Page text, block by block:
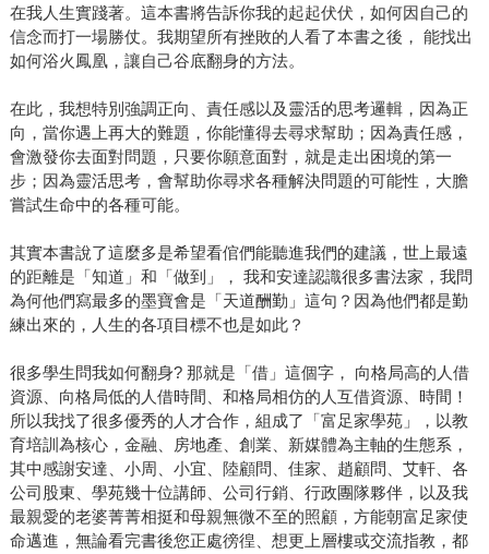
在我人生實踐著。這本書將告訴你我的起起伏伏，如何因自己的
信念而打一場勝仗。我期望所有挫敗的人看了本書之後， 能找出
如何浴火鳳凰，讓自己谷底翻身的方法。
在此，我想特別強調正向、責任感以及靈活的思考邏輯，因為正
向，當你遇上再大的難題，你能懂得去尋求幫助；因為責任感，
會激發你去面對問題，只要你願意面對，就是走出困境的第一
步；因為靈活思考，會幫助你尋求各種解決問題的可能性，大膽
嘗試生命中的各種可能。
其實本書說了這麼多是希望看倌們能聽進我們的建議，世上最遠
的距離是「知道」和「做到」， 我和安達認識很多書法家，我問
為何他們寫最多的墨寶會是「天道酬勤」這句？因為他們都是勤
練出來的，人生的各項目標不也是如此？
很多學生問我如何翻身? 那就是「借」這個字， 向格局高的人借
資源、向格局低的人借時間、和格局相仿的人互借資源、時間！
所以我找了很多優秀的人才合作，組成了「富足家學苑」，以教
育培訓為核心，金融、房地產、創業、新媒體為主軸的生態系，
其中感謝安達、小周、小宜、陸顧問、佳家、趙顧問、艾軒、各
公司股東、學苑幾十位講師、公司行銷、行政團隊夥伴，以及我
最親愛的老婆菁菁相挺和母親無微不至的照顧，方能朝富足家使
命邁進，無論看完書後您正處徬徨、想更上層樓或交流指教，都